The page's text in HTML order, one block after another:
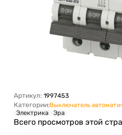
Артикул: 1997453
Категории:Выключатель
Электрика
Эра
Всего просмотров этой